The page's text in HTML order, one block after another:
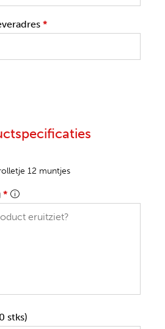
*
12 muntjes
*
stks)